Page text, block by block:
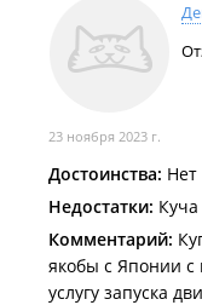
23 ноября 2023 г.
Достоинства: Нет
Недостатки: Куча
Комментарий:
якобы с Японии с
услугу запуска